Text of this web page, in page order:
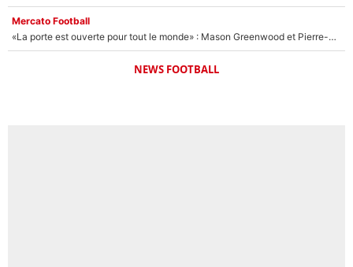
Mercato Football
«La porte est ouverte pour tout le monde» : Mason Greenwood et Pierre-Emerick Aubameyang ont quitté l'OM, Amine Gouiri balance sur la suite du mercato et sur la réaction du vestiaire !
NEWS FOOTBALL